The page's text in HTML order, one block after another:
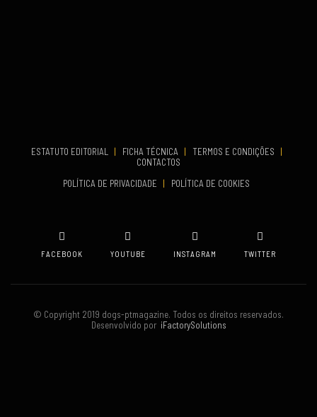
ESTATUTO EDITORIAL | FICHA TÉCNICA | TERMOS E CONDIÇÕES
|
CONTACTOS
POLÍTICA DE PRIVACIDADE
| POLÍTICA DE COOKIES
FACEBOOK YOUTUBE INSTAGRAM TWITTER
© Copyright 2019 dogs-ptmagazine. Todos os direitos reservados.
Desenvolvido poriFactorySolutions